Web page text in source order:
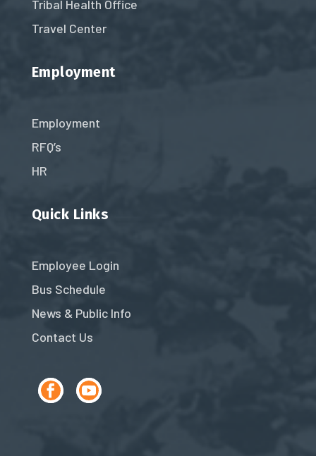
Tribal Health Office
Travel Center
Employment
Employment
RFQ’s
HR
Quick Links
Employee Login
Bus Schedule
News & Public Info
Contact Us